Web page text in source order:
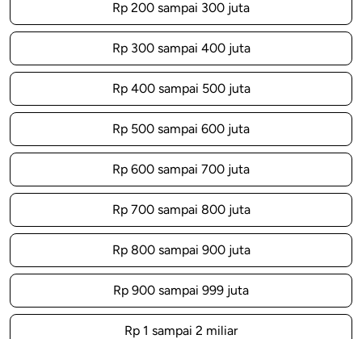
Rp 200 sampai 300 juta
Rp 300 sampai 400 juta
Rp 400 sampai 500 juta
Rp 500 sampai 600 juta
Rp 600 sampai 700 juta
Rp 700 sampai 800 juta
Rp 800 sampai 900 juta
Rp 900 sampai 999 juta
Rp 1 sampai 2 miliar